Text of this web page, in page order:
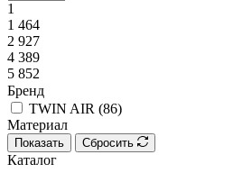
1
1 464
2 927
4 389
5 852
Бренд
TWIN AIR (86)
Материал
Показать Сбросить
Каталог